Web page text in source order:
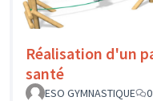
Réalisation d'un
santé
ESO GYMNASTIQUE
0